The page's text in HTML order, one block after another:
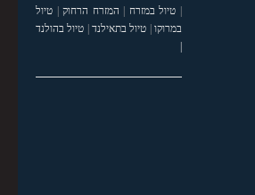
| טיול במזרח | המזרח הרחוק| טיול
במרוקו| טיול בתאילנד| טיול בהולנד
|